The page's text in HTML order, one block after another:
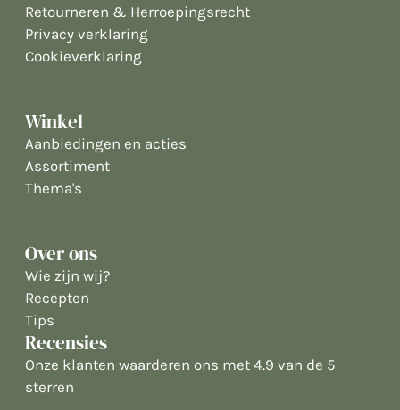
Retourneren & Herroepingsrecht
Privacy verklaring
Cookieverklaring
Winkel
Aanbiedingen en acties
Assortiment
Thema's
Over ons
Wie zijn wij?
Recepten
Tips
Recensies
Onze klanten waarderen ons met 4.9 van de 5
sterren